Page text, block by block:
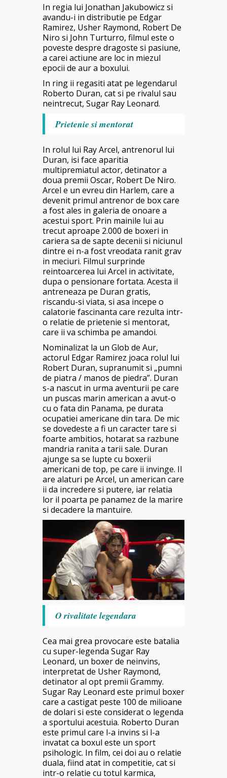
In regia lui Jonathan Jakubowicz si
avandu-i in distributie pe Edgar
Ramirez, Usher Raymond, Robert De
Niro si John Turturro, filmul este o
poveste despre dragoste si pasiune,
a carei actiune are loc in miezul
epocii de aur a boxului.
In ring ii regasiti atat pe legendarul
Roberto Duran, cat si pe rivalul sau
neintrecut, Sugar Ray Leonard.
Prietenie si mentorat
In rolul lui Ray Arcel, antrenorul lui
Duran, isi face aparitia
multipremiatul actor, detinator a
doua premii Oscar, Robert De Niro.
Arcel e un evreu din Harlem, care a
devenit primul antrenor de box care
a fost ales in galeria de onoare a
acestui sport. Prin mainile lui au
trecut aproape 2.000 de boxeri in
cariera sa de sapte decenii si niciunul
dintre ei n-a fost vreodata ranit grav
in meciuri. Filmul surprinde
reintoarcerea lui Arcel in activitate,
dupa o pensionare fortata. Acesta il
antreneaza pe Duran gratis,
riscandu-si viata, si asa incepe o
calatorie fascinanta care rezulta intr-
o relatie de prietenie si mentorat,
care ii va schimba pe amandoi.
Nominalizat la un Glob de Aur,
actorul Edgar Ramirez joaca rolul lui
Robert Duran, supranumit si „pumni
de piatra / manos de piedra”. Duran
s-a nascut in urma aventurii pe care
un puscas marin american a avut-o
cu o fata din Panama, pe durata
ocupatiei americane din tara. De mic
se dovedeste a fi un caracter tare si
foarte ambitios, hotarat sa razbune
mandria ranita a tarii sale. Duran
ajunge sa se lupte cu boxerii
americani de top, pe care ii invinge. Il
are alaturi pe Arcel, un american care
ii da incredere si putere, iar relatia
lor il poarta pe panamez de la marire
si decadere la mantuire.
O rivalitate legendara
Cea mai grea provocare este batalia
cu super-legenda Sugar Ray
Leonard, un boxer de neinvins,
interpretat de Usher Raymond,
detinator al opt premii Grammy.
Sugar Ray Leonard este primul boxer
care a castigat peste 100 de milioane
de dolari si este considerat o legenda
a sportului acestuia. Roberto Duran
este primul care l-a invins si l-a
invatat ca boxul este un sport
psihologic. In film, cei doi au o relatie
duala, fiind atat in competitie, cat si
intr-o relatie cu totul karmica,